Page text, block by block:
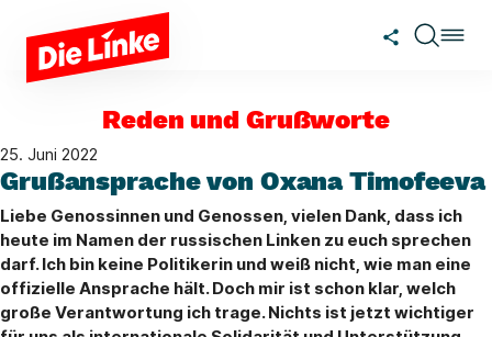
Zum Hauptinhalt springen
Reden und Grußworte
25. Juni 2022
Grußansprache von Oxana Timofeeva
Liebe Genossinnen und Genossen, vielen Dank, dass ich
heute im Namen der russischen Linken zu euch sprechen
darf. Ich bin keine Politikerin und weiß nicht, wie man eine
offizielle Ansprache hält. Doch mir ist schon klar, welch
große Verantwortung ich trage. Nichts ist jetzt wichtiger